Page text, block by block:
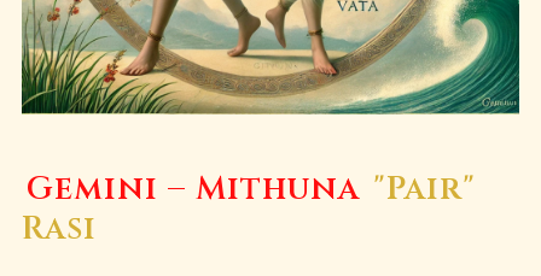
Gemini – Mithuna "Pair"
Rasi